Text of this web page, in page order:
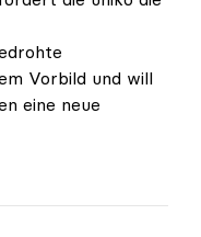
Vorbild und will
eine neue